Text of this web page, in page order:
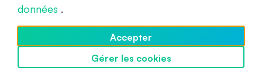
Riche ou fortuné, quelle est la
différence ?
Intermédiaire 19 février 2025
données .
Accepter
Gérer les cookies
Découvrir SwissBorg